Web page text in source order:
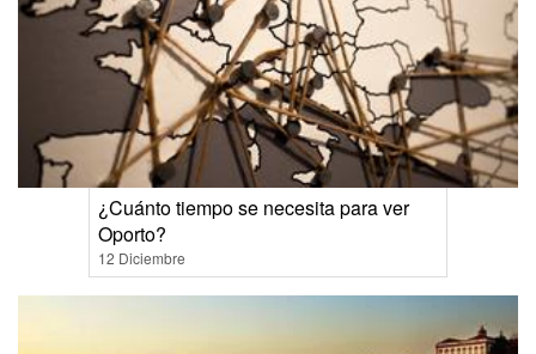
¿Cuánto tiempo se necesita para ver
Oporto?
12 Diciembre